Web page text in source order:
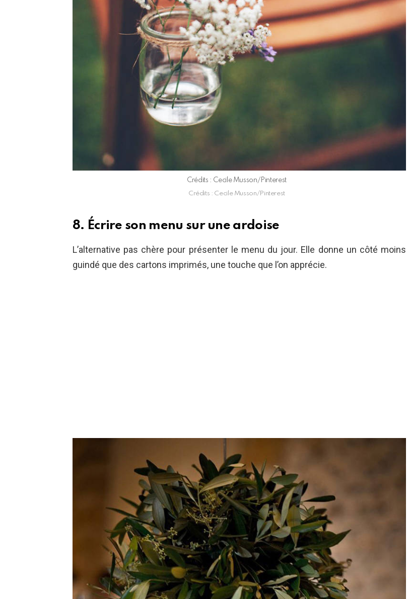
Crédits : Cecile Musson/Pinterest
Crédits : Cecile Musson/Pinterest
8. Écrire son menu sur une ardoise
L’alternative pas chère pour présenter le menu du jour. Elle donne un côté moins
guindé que des cartons imprimés, une touche que l’on apprécie.